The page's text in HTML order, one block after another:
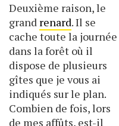
Deuxième raison, le
grand renard. Il se
cache toute la journée
dans la forêt où il
dispose de plusieurs
gîtes que je vous ai
indiqués sur le plan.
Combien de fois, lors
de mes affûts, est-il